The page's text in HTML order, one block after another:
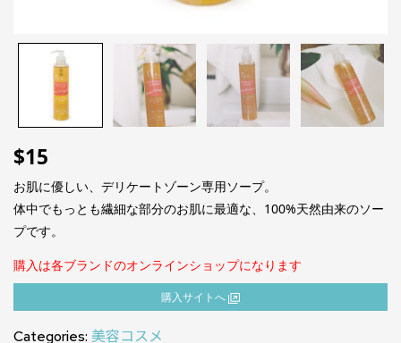
$15
お肌に優しい、デリケートゾーン専用ソープ。
体中でもっとも繊細な部分のお肌に最適な、100%天然由来のソー
プです。
購入は各ブランドのオンラインショップになります
購⼊サイトへ
Categories: 美容コスメ